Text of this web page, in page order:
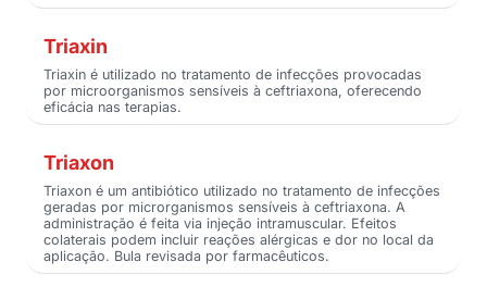
Triaxin
Triaxin é utilizado no tratamento de infecções provocadas
por microorganismos sensíveis à ceftriaxona, oferecendo
eficácia nas terapias.
Triaxon
Triaxon é um antibiótico utilizado no tratamento de infecções
geradas por microrganismos sensíveis à ceftriaxona. A
administração é feita via injeção intramuscular. Efeitos
colaterais podem incluir reações alérgicas e dor no local da
aplicação. Bula revisada por farmacêuticos.